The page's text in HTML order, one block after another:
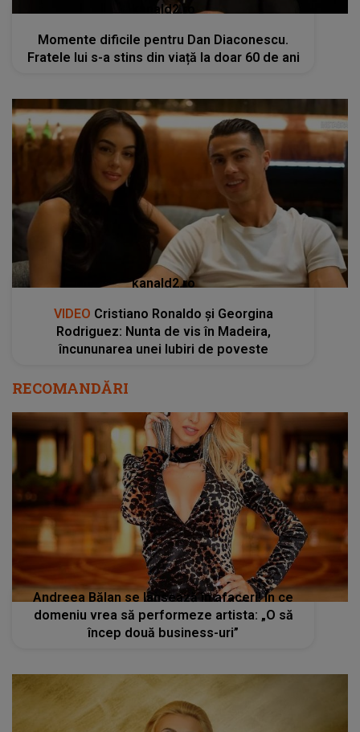
kanald2.ro
Momente dificile pentru Dan Diaconescu.
Fratele lui s-a stins din viață la doar 60 de ani
kanald2.ro
VIDEO Cristiano Ronaldo și Georgina
Rodriguez: Nunta de vis în Madeira,
încununarea unei Iubiri de poveste
RECOMANDĂRI
Andreea Bălan se lansează în afaceri! În ce
domeniu vrea să performeze artista: „O să
încep două business-uri”